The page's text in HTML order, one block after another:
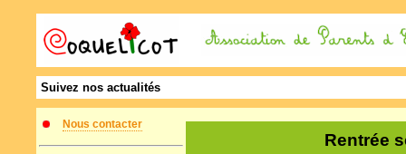
Suivez nos actualités
Nous contacter
Rentrée